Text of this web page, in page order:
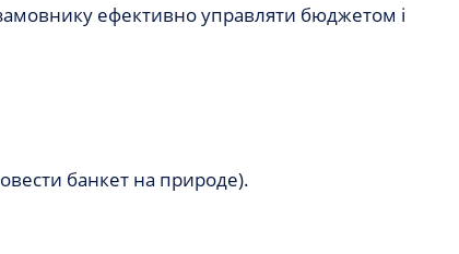
замовнику ефективно управляти бюджетом і
банкет на природе).